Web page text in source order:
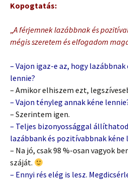
Kopogtatás:
„A férjemnek lazábbnak és
mégis szeretem és elfogadom
– Vajon igaz-e az, hogy
lennie?
– Amikor elhiszem ezt,
– Vajon tényleg annak kéne
– Szerintem igen.
– Teljes bizonyossággal
lazábbank és pozitívabbnak kéne
– Na jó, csak 98 %-osan vagyok
száját.
– Ennyi rés elég is lesz.